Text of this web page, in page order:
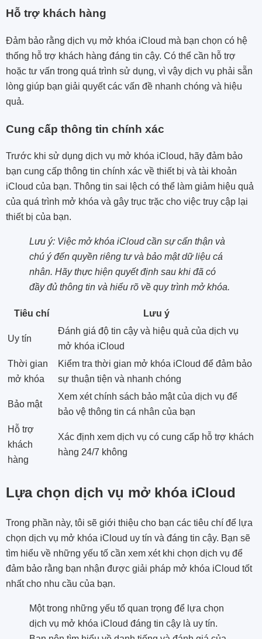
Hỗ trợ khách hàng
Đảm bảo rằng dịch vụ mở khóa iCloud mà bạn chọn có hệ
thống hỗ trợ khách hàng đáng tin cậy. Có thể cần hỗ trợ
hoặc tư vấn trong quá trình sử dụng, vì vậy dịch vụ phải sẵn
lòng giúp bạn giải quyết các vấn đề nhanh chóng và hiệu
quả.
Cung cấp thông tin chính xác
Trước khi sử dụng dịch vụ mở khóa iCloud, hãy đảm bảo
bạn cung cấp thông tin chính xác về thiết bị và tài khoản
iCloud của bạn. Thông tin sai lệch có thể làm giảm hiệu quả
của quá trình mở khóa và gây trục trặc cho việc truy cập lại
thiết bị của bạn.
Lưu ý: Việc mở khóa iCloud cần sự cẩn thận và
chú ý đến quyền riêng tư và bảo mật dữ liệu cá
nhân. Hãy thực hiện quyết định sau khi đã có
đầy đủ thông tin và hiểu rõ về quy trình mở khóa.
Tiêu chí Lưu ý
Uy tín
Đánh giá độ tin cậy và hiệu quả của dịch vụ
mở khóa iCloud
Thời gian
mở khóa
Kiểm tra thời gian mở khóa iCloud để đảm bảo
sự thuận tiện và nhanh chóng
Bảo mật
Xem xét chính sách bảo mật của dịch vụ để
bảo vệ thông tin cá nhân của bạn
Hỗ trợ
khách
hàng
Xác định xem dịch vụ có cung cấp hỗ trợ khách
hàng 24/7 không
Lựa chọn dịch vụ mở khóa iCloud
Trong phần này, tôi sẽ giới thiệu cho bạn các tiêu chí để lựa
chọn dịch vụ mở khóa iCloud uy tín và đáng tin cậy. Bạn sẽ
tìm hiểu về những yếu tố cần xem xét khi chọn dịch vụ để
đảm bảo rằng bạn nhận được giải pháp mở khóa iCloud tốt
nhất cho nhu cầu của bạn.
Một trong những yếu tố quan trọng để lựa chọn
dịch vụ mở khóa iCloud đáng tin cậy là uy tín.